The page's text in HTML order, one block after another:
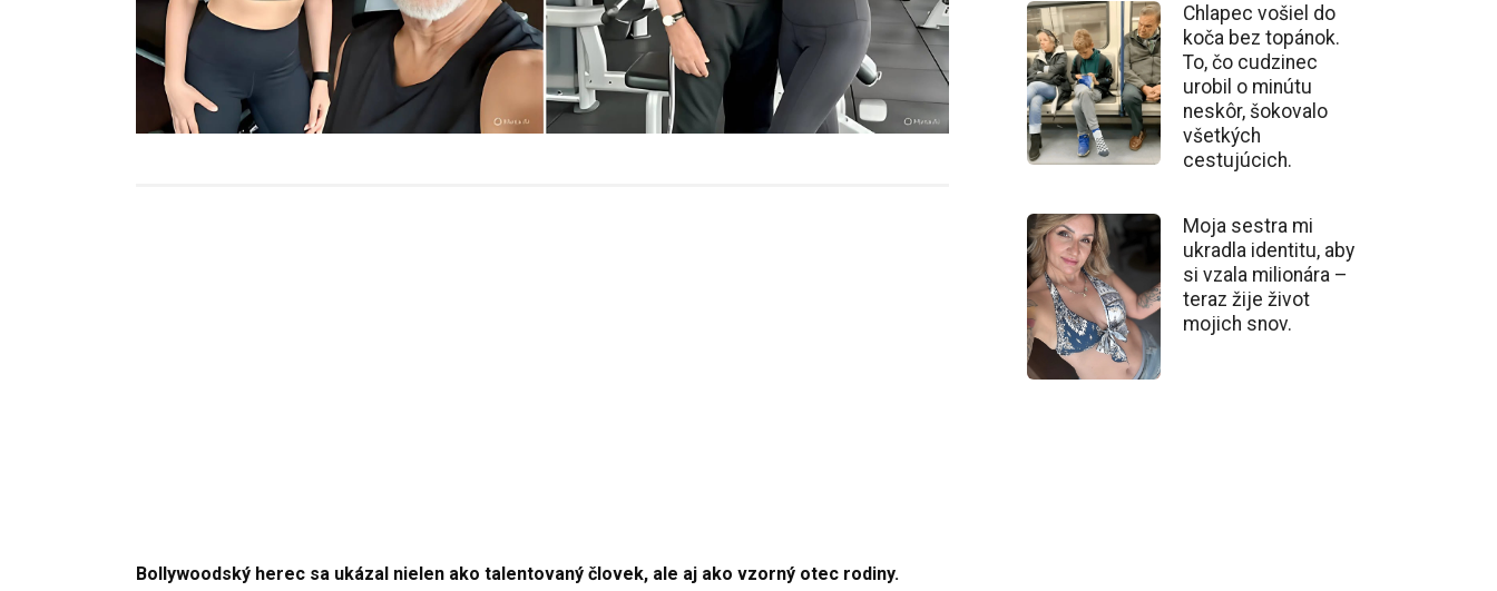
Bollywoodský herec sa ukázal nielen ako talentovaný človek, ale aj ako vzorný otec rodiny.
Chlapec vošiel do
koča bez topánok.
To, čo cudzinec
urobil o minútu
neskôr, šokovalo
všetkých
cestujúcich.
Moja sestra mi
ukradla identitu, aby
si vzala milionára –
teraz žije život
mojich snov.